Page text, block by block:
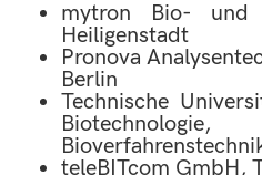
mytron Bio- und
Heiligenstadt
Pronova
Berlin
Technische
teleBITcom GmbH,